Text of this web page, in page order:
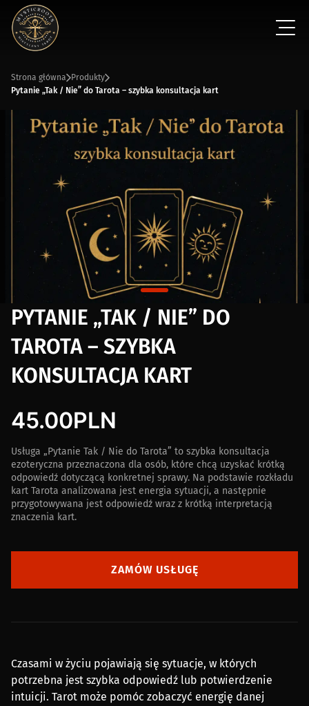
Strona główna
Produkty
Pytanie „Tak / Nie” do Tarota – szybka konsultacja kart
PYTANIE „TAK / NIE” DO
TAROTA – SZYBKA
KONSULTACJA KART
45.00PLN
Usługa „Pytanie Tak / Nie do Tarota” to szybka konsultacja
ezoteryczna przeznaczona dla osób, które chcą uzyskać krótką
odpowiedź dotyczącą konkretnej sprawy. Na podstawie rozkładu
kart Tarota analizowana jest energia sytuacji, a następnie
przygotowywana jest odpowiedź wraz z krótką interpretacją
znaczenia kart.
ZAMÓW USŁUGĘ
Czasami w życiu pojawiają się sytuacje, w których
potrzebna jest szybka odpowiedź lub potwierdzenie
intuicji. Tarot może pomóc zobaczyć energię danej